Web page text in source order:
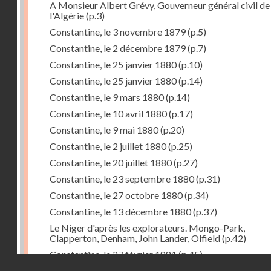
A Monsieur Albert Grévy, Gouverneur général civil de
l'Algérie(p.3)
Constantine, le 3 novembre 1879(p.5)
Constantine, le 2 décembre 1879(p.7)
Constantine, le 25 janvier 1880(p.10)
Constantine, le 25 janvier 1880(p.14)
Constantine, le 9 mars 1880(p.14)
Constantine, le 10 avril 1880(p.17)
Constantine, le 9 mai 1880(p.20)
Constantine, le 2 juillet 1880(p.25)
Constantine, le 20 juillet 1880(p.27)
Constantine, le 23 septembre 1880(p.31)
Constantine, le 27 octobre 1880(p.34)
Constantine, le 13 décembre 1880(p.37)
Le Niger d'après les explorateurs. Mongo-Park,
Clapperton, Denham, John Lander, Olfield(p.42)
Constantine, le 27 février 1881(p.45)